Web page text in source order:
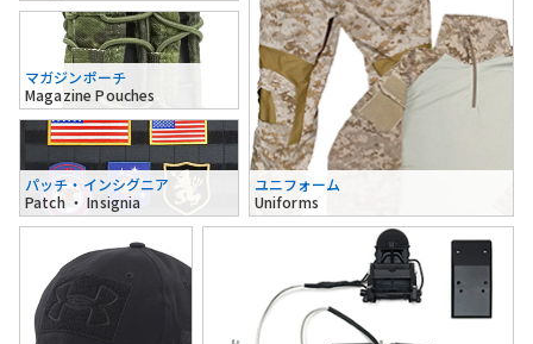
マガジンポーチ
Magazine Pouches
パッチ・インシグニア
Patch ・ Insignia
ユニフォーム
Uniforms